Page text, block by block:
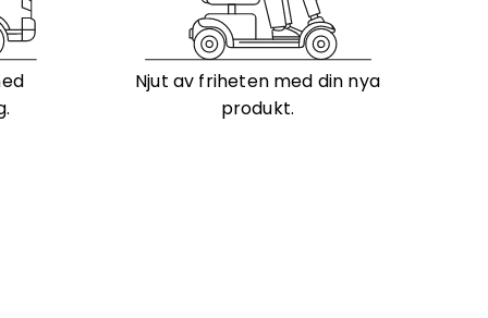
Njut av friheten med din nya
produkt.